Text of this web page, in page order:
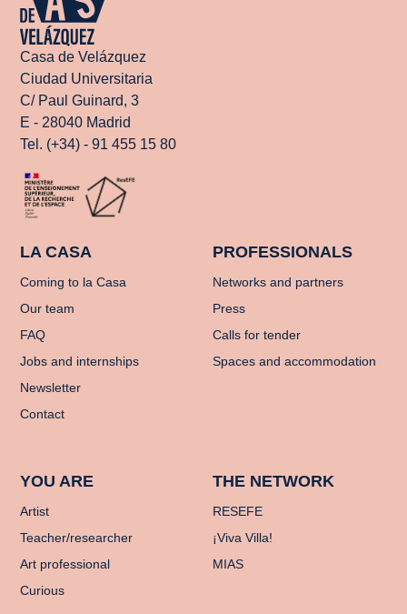
Casa de Velázquez
Ciudad Universitaria
C/ Paul Guinard, 3
E - 28040 Madrid
Tel. (+34) - 91 455 15 80
LA CASA
Coming to la Casa
Our team
FAQ
Jobs and internships
Newsletter
Contact
PROFESSIONALS
Networks and partners
Press
Calls for tender
Spaces and accommodation
YOU ARE
Artist
Teacher/researcher
Art professional
Curious
THE NETWORK
RESEFE
¡Viva Villa!
MIAS